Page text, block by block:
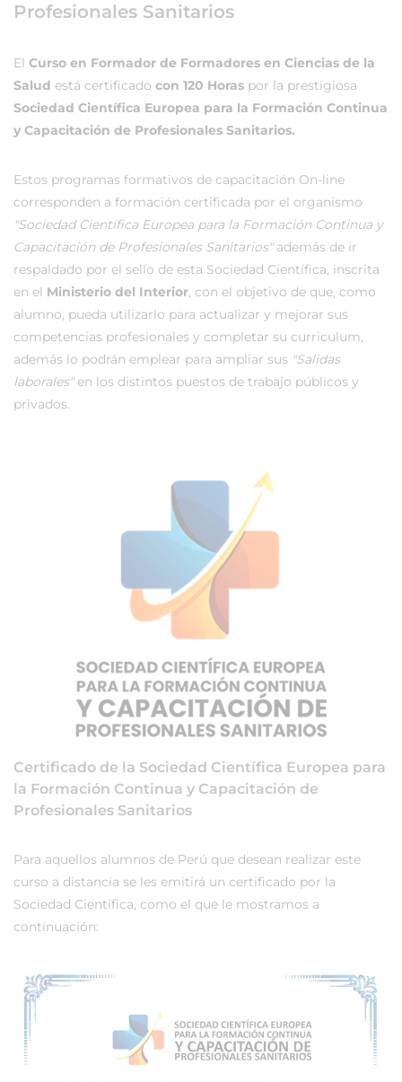
Profesionales Sanitarios
El Curso en Formador de Formadores en Ciencias de la
Salud está certificado con 120 Horas por la prestigiosa
Sociedad Científica Europea para la Formación Continua
y Capacitación de Profesionales Sanitarios.
Estos programas formativos de capacitación On-line
corresponden a formación certificada por el organismo
"Sociedad Científica Europea para la Formación Continua y
Capacitación de Profesionales Sanitarios"además de ir
respaldado por el sello de esta Sociedad Científica, inscrita
en el Ministerio del Interior, con el objetivo de que, como
alumno, pueda utilizarlo para actualizar y mejorar sus
competencias profesionales y completar su curriculum,
además lo podrán emplear para ampliar sus "Salidas
laborales"en los distintos puestos de trabajo públicos y
privados.
Certificado de la Sociedad Científica Europea para
la Formación Continua y Capacitación de
Profesionales Sanitarios
Para aquellos alumnos de Perú que desean realizar este
curso a distancia se les emitirá un certificado por la
Sociedad Científica, como el que le mostramos a
continuación: